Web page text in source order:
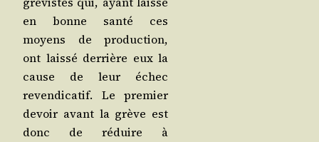
en bonne san­té ces
moyens de pro­duc­tion,
ont lais­sé der­rière eux la
cause de leur échec
reven­di­ca­tif. Le pre­mier
devoir avant la grève est
donc de réduire à